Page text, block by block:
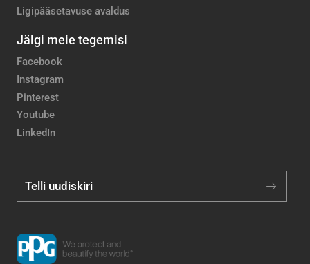
Ligipääsetavuse avaldus
Jälgi meie tegemisi
Facebook
Instagram
Pinterest
Youtube
LinkedIn
Telli uudiskiri